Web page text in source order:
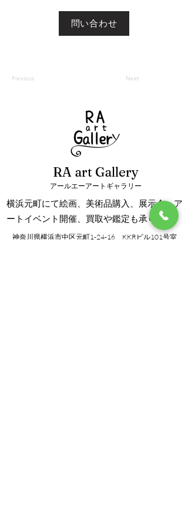
問い合わせ
Previous Next
RA art Gallery
アールエーアートギャラリー
横浜元町にて絵画、美術品購入、展示会、ア
ートイベント開催、買取や鑑定も承ります。
神奈川県横浜市中区元町1-24-16 KKRビル101号室